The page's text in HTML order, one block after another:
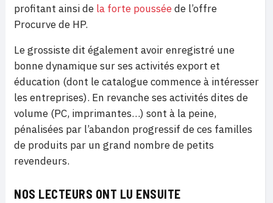
profitant ainsi de la forte pousséede l’offre
Procurve de HP.
Le grossiste dit également avoir enregistré une
bonne dynamique sur ses activités export et
éducation (dont le catalogue commence à intéresser
les entreprises). En revanche ses activités dites de
volume (PC, imprimantes…) sont à la peine,
pénalisées par l’abandon progressif de ces familles
de produits par un grand nombre de petits
revendeurs.
NOS LECTEURS ONT LU ENSUITE